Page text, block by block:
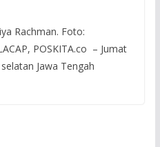
Rachman. Foto:
POSKITA.co – Jumat
Jawa Tengah